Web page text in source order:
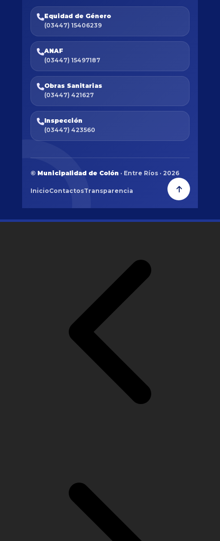
Equidad de Género
(03447) 15406239
ANAF
(03447) 15497187
Obras Sanitarias
(03447) 421627
Inspección
(03447) 423560
© Municipalidad de Colón · Entre Ríos · 2026
InicioContactosTransparencia